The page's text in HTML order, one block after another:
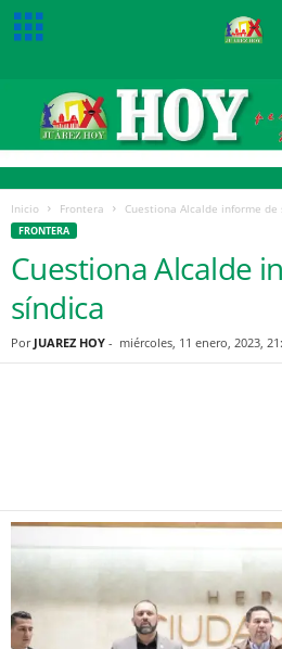
Inicio Frontera Cuestiona Alcalde informe de
FRONTERA
Cuestiona Alcalde
síndica
Por JUAREZ HOY - miércoles, 11 enero, 2023,